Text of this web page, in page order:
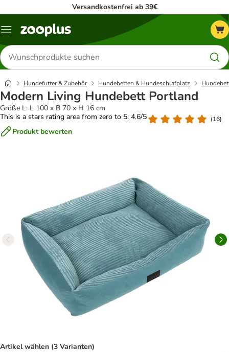
Versandkostenfrei ab 39€
Menü
Produkte
suchen
Hundefutter & Zubehör Hundebetten & Hundeschlafplatz
Modern Living Hundebett Portland
Größe L: L 100 x B 70 x H 16 cm
This is a stars rating area from zero to 5: 4.6/5
(16)
Produkt bewerten
Artikel wählen (3 Varianten)